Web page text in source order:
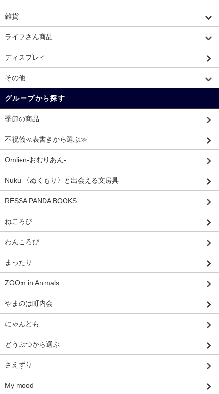
雑貨
ライフさん商品
ディスプレイ
その他
グループから探す
季節の商品
不祝儀≪表書きから選ぶ≫
Omlien-おむりあん-
Nuku 〈ぬくもり〉と出会える文房具
RESSA PANDA BOOKS
ねころび
わんころび
まったり
ZOOm in Animals
やまのは町内会
にゃんとも
どうぶつから選ぶ
さえずり
My mood